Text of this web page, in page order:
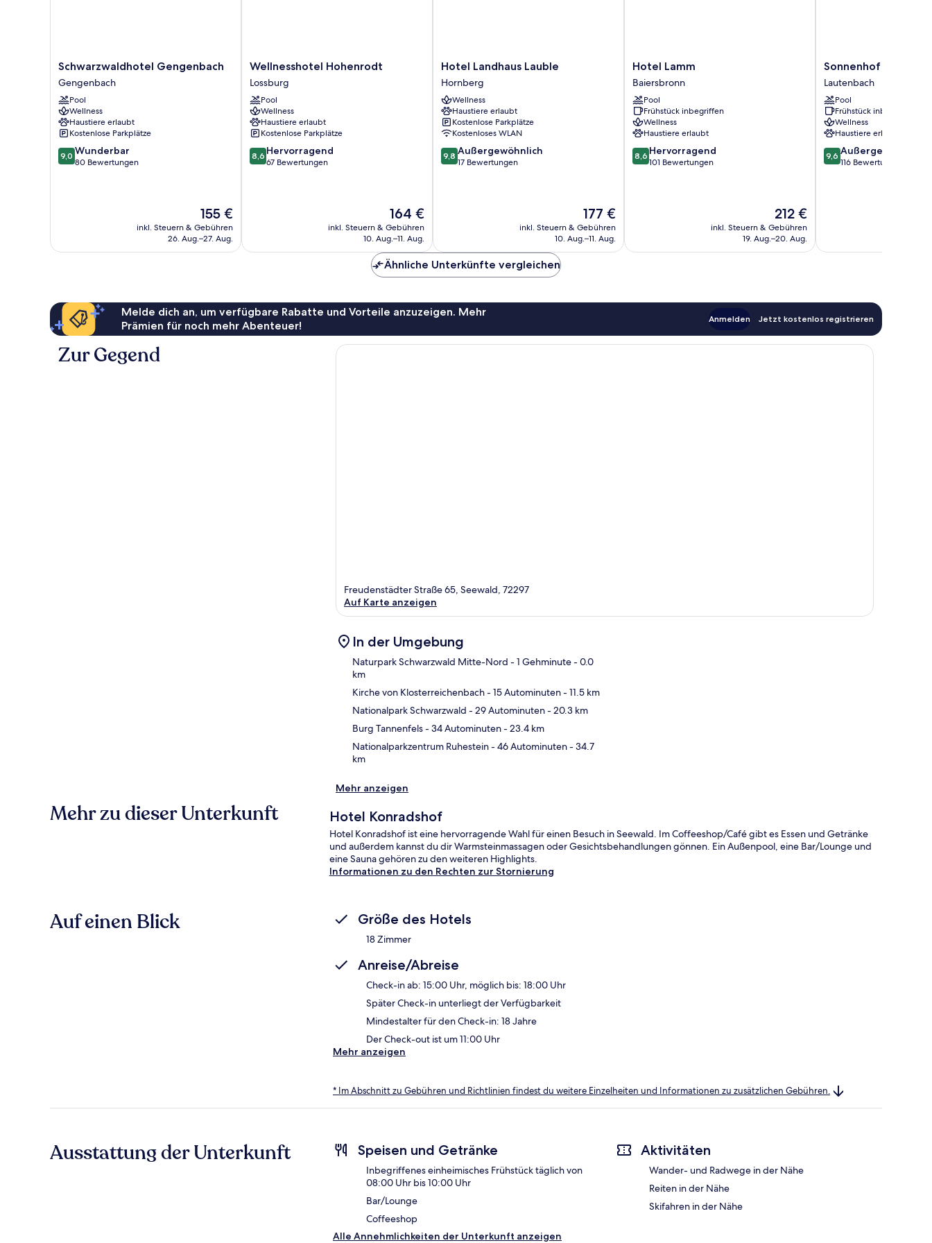
Schwarzwaldhotel
Gengenbach
Gengenbach
Schwarzwaldhotel Gengenbach
Gengenbach
Pool
Wellness
Haustiere erlaubt
Kostenlose Parkplätze
9.0
von
9,0 Wunderbar
80 Bewertungen
Der
Preis
beträgt
155 €
inkl. Steuern & Gebühren
26. Aug.–27. Aug.
Wellnesshotel
Hohenrodt
Lossburg
Wellnesshotel Hohenrodt
Lossburg
Pool
Wellness
Haustiere erlaubt
Kostenlose Parkplätze
8.6
von
8,6 Hervorragend
67 Bewertungen
Der
Preis
beträgt
164 €
inkl. Steuern & Gebühren
10. Aug.–11. Aug.
Hotel
Landhaus
Lauble
Hornberg
Hotel Landhaus Lauble
Hornberg
Wellness
Haustiere erlaubt
Kostenlose Parkplätze
Kostenloses WLAN
9.8
von
9,8 Außergewöhnlich
17 Bewertungen
Der
Preis
beträgt
177 €
inkl. Steuern & Gebühren
10. Aug.–11. Aug.
Hotel
Lamm
Baiersbronn
Hotel Lamm
Baiersbronn
Pool
Frühstück inbegriffen
Wellness
Haustiere erlaubt
8.6
von
8,6 Hervorragend
101 Bewertungen
Der
Preis
beträgt
212 €
inkl. Steuern & Gebühren
19. Aug.–20. Aug.
Sonnenhof
Hotel
&
Restaurant
Lautenbach
Sonnenhof Hotel &
Lautenbach
Pool
Frühstück inbegriffen
Wellness
Haustiere erlaubt
9.6
von
9,6 Außergewöhnlich
116 Bewertungen
Ähnliche Unterkünfte vergleichen
Melde dich an, um verfügbare Rabatte und Vorteile anzuzeigen. Mehr
Prämien für noch mehr Abenteuer!
Anmelden Jetzt kostenlos registrieren
Zur Gegend
Freudenstädter Straße 65, Seewald, 72297
Auf Karte anzeigen
In der Umgebung
Naturpark Schwarzwald Mitte-Nord - 1 Gehminute- 0.0
km
Kirche von Klosterreichenbach- 15 Autominuten- 11.5 km
Nationalpark Schwarzwald - 29 Autominuten- 20.3 km
Burg Tannenfels- 34 Autominuten- 23.4 km
Nationalparkzentrum Ruhestein- 46 Autominuten- 34.7
km
Mehr anzeigen
Mehr zu dieser Unterkunft Hotel Konradshof
Hotel Konradshof ist eine hervorragende Wahl für einen Besuch in Seewald. Im Coffeeshop/Café gibt es Essen und Getränke
und außerdem kannst du dir Warmsteinmassagen oder Gesichtsbehandlungen gönnen. Ein Außenpool, eine Bar/Lounge und
eine Sauna gehören zu den weiteren Highlights.
Informationen zu den Rechten zur Stornierung
Auf einen Blick Größe des Hotels
18 Zimmer
Anreise/Abreise
Check-in ab: 15:00 Uhr, möglich bis: 18:00 Uhr
Später Check-in unterliegt der Verfügbarkeit
Mindestalter für den Check-in: 18 Jahre
Der Check-out ist um 11:00 Uhr
Mehr anzeigen
* Im Abschnitt zu Gebühren und Richtlinien findest du weitere Einzelheiten und Informationen zu zusätzlichen Gebühren.
Ausstattung der Unterkunft Speisen und Getränke
Inbegriffenes einheimisches Frühstück täglich von
08:00 Uhr bis 10:00 Uhr
Bar/Lounge
Coffeeshop
Aktivitäten
Wander- und Radwege in der Nähe
Reiten in der Nähe
Skifahren in der Nähe
Alle Annehmlichkeiten der Unterkunft anzeigen